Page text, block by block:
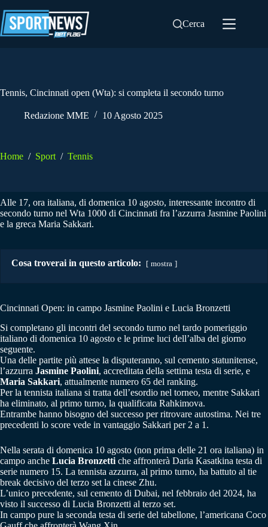
al
contenuto
Cerca
Tennis, Cincinnati open (Wta): si completa il secondo turno
Redazione MME 10 Agosto 2025
Home / Sport / Tennis
Alle 17, ora italiana, di domenica 10 agosto, interessante incontro di
secondo turno nel Wta 1000 di Cincinnati fra l’azzurra Jasmine Paolini
e la greca Maria Sakkari.
Cosa troverai in questo articolo: mostra
Cincinnati Open: in campo Jasmine Paolini e Lucia Bronzetti
Si completano gli incontri del secondo turno nel tardo pomeriggio
italiano di domenica 10 agosto e le prime luci dell’alba del giorno
seguente.
Una delle partite più attese la disputeranno, sul cemento statunitense,
l’azzurra Jasmine Paolini, accreditata della settima testa di serie, e
Maria Sakkari, attualmente numero 65 del ranking.
Per la tennista italiana si tratta dell’esordio nel torneo, mentre Sakkari
ha eliminato, al primo turno, la qualificata Rahkimova.
Entrambe hanno bisogno del successo per ritrovare autostima. Nei tre
precedenti lo score vede in vantaggio Sakkari per 2 a 1.
Nella serata di domenica 10 agosto (non prima delle 21 ora italiana) in
campo anche Lucia Bronzetti che affronterà Daria Kasatkina testa di
serie numero 15. La tennista azzurra, al primo turno, ha battuto al tie
break decisivo del terzo set la cinese Zhu.
L’unico precedente, sul cemento di Dubai, nel febbraio del 2024, ha
visto il successo di Lucia Bronzetti al terzo set.
In campo pure la seconda testa di serie del tabellone, l’americana Coco